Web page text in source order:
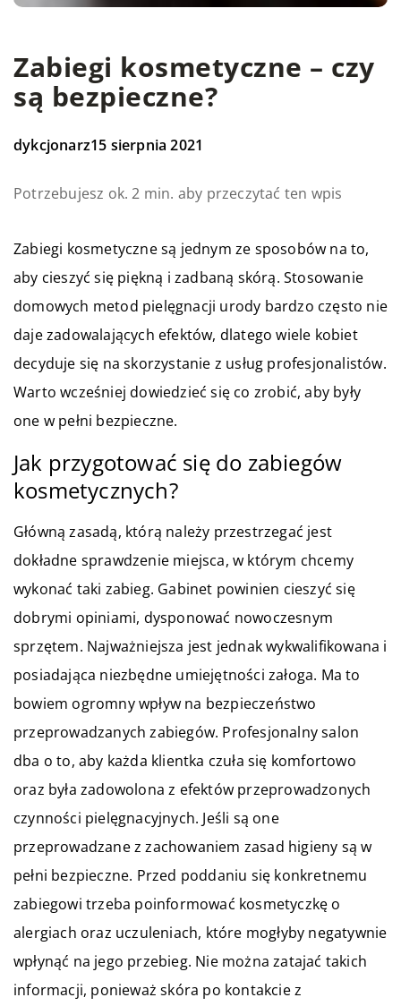
Zabiegi kosmetyczne – czy
są bezpieczne?
dykcjonarz15 sierpnia 2021
Potrzebujesz ok. 2 min. aby przeczytać ten wpis
Zabiegi kosmetyczne są jednym ze sposobów na to,
aby cieszyć się piękną i zadbaną skórą. Stosowanie
domowych metod pielęgnacji urody bardzo często nie
daje zadowalających efektów, dlatego wiele kobiet
decyduje się na skorzystanie z usług profesjonalistów.
Warto wcześniej dowiedzieć się co zrobić, aby były
one w pełni bezpieczne.
Jak przygotować się do zabiegów
kosmetycznych?
Główną zasadą, którą należy przestrzegać jest
dokładne sprawdzenie miejsca, w którym chcemy
wykonać taki zabieg. Gabinet powinien cieszyć się
dobrymi opiniami, dysponować nowoczesnym
sprzętem. Najważniejsza jest jednak wykwalifikowana i
posiadająca niezbędne umiejętności załoga. Ma to
bowiem ogromny wpływ na bezpieczeństwo
przeprowadzanych zabiegów. Profesjonalny salon
dba o to, aby każda klientka czuła się komfortowo
oraz była zadowolona z efektów przeprowadzonych
czynności pielęgnacyjnych. Jeśli są one
przeprowadzane z zachowaniem zasad higieny są w
pełni bezpieczne. Przed poddaniu się konkretnemu
zabiegowi trzeba poinformować kosmetyczkę o
alergiach oraz uczuleniach, które mogłyby negatywnie
wpłynąć na jego przebieg. Nie można zatajać takich
informacji, ponieważ skóra po kontakcie z